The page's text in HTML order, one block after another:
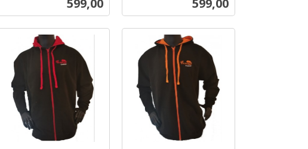
Pris
599,00
Les mer
Pris
599,00
Les mer